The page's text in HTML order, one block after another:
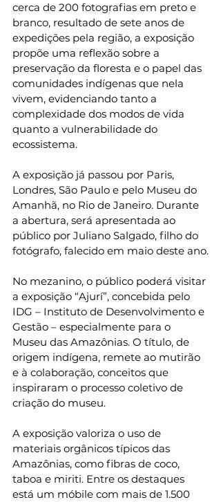
cerca de 200 fotografias em preto e
branco, resultado de sete anos de
expedições pela região, a exposição
propõe uma reflexão sobre a
preservação da floresta e o papel das
comunidades indígenas que nela
vivem, evidenciando tanto a
complexidade dos modos de vida
quanto a vulnerabilidade do
ecossistema.
A exposição já passou por Paris,
Londres, São Paulo e pelo Museu do
Amanhã, no Rio de Janeiro. Durante
a abertura, será apresentada ao
público por Juliano Salgado, filho do
fotógrafo, falecido em maio deste ano.
No mezanino, o público poderá visitar
a exposição “Ajurí”, concebida pelo
IDG – Instituto de Desenvolvimento e
Gestão – especialmente para o
Museu das Amazônias. O título, de
origem indígena, remete ao mutirão
e à colaboração, conceitos que
inspiraram o processo coletivo de
criação do museu.
A exposição valoriza o uso de
materiais orgânicos típicos das
Amazônias, como fibras de coco,
taboa e miriti. Entre os destaques
está um móbile com mais de 1.500